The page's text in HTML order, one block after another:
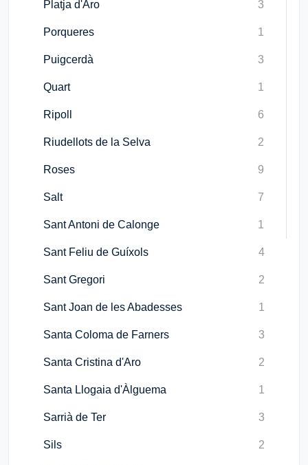
Platja d'Aro 3
Porqueres 1
Puigcerdà 3
Quart 1
Ripoll 6
Riudellots de la Selva 2
Roses 9
Salt 7
Sant Antoni de Calonge 1
Sant Feliu de Guíxols 4
Sant Gregori 2
Sant Joan de les Abadesses 1
Santa Coloma de Farners 3
Santa Cristina d'Aro 2
Santa Llogaia d'Àlguema 1
Sarrià de Ter 3
Sils 2